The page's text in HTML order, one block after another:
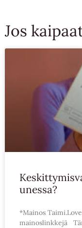
Jos
unessa?
*Mainos
mainoslinkkejä